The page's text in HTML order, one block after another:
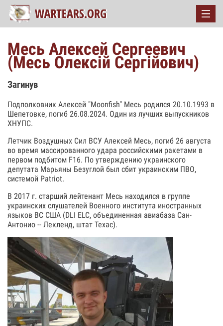
Месь Алексей Сергеевич
(Месь Олексій Сергійович)
Загинув
Подполковник Алексей "Moonfish" Месь родился 20.10.1993 в
Шепетовке, погиб 26.08.2024. Один из лучших выпускников
ХНУПС.
Летчик Воздушных Сил ВСУ Алексей Месь, погиб 26 августа
во время массированного удара российскими ракетами в
первом подбитом F16. По утверждению украинского
депутата Марьяны Безуглой был сбит украинским ПВО,
системой Patriot.
В 2017 г. старший лейтенант Месь находился в группе
украинских слушателей Военного института иностранных
языков ВС США (DLI ELC, объединенная авиабаза Сан-
Антонио -- Лекленд, штат Техас).